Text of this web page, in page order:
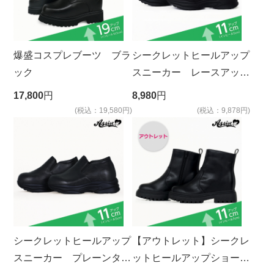
爆盛コスプレブーツ ブラ
ック
17,800円
(税込：19,580円)
シークレットヒールアップ
スニーカー レースアップ
タイプ ブラック
8,980円
(税込：9,878円)
シークレットヒールアップ
スニーカー プレーンタイ
【アウトレット】シークレ
ットヒールアップショート